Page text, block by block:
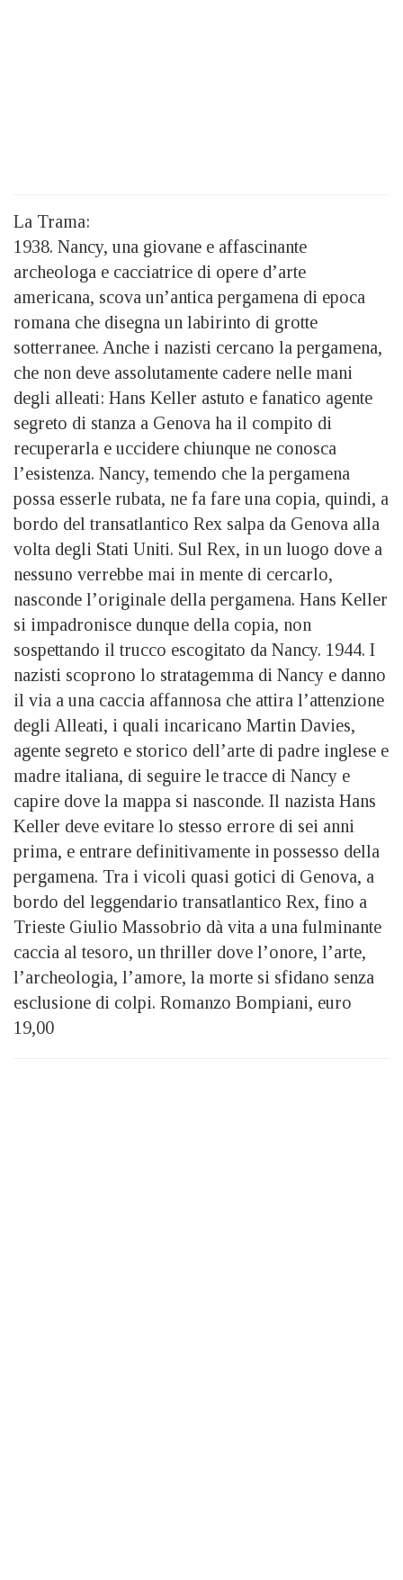
La Trama:
1938. Nancy, una giovane e affascinante
archeologa e cacciatrice di opere d’arte
americana, scova un’antica pergamena di epoca
romana che disegna un labirinto di grotte
sotterranee. Anche i nazisti cercano la pergamena,
che non deve assolutamente cadere nelle mani
degli alleati: Hans Keller astuto e fanatico agente
segreto di stanza a Genova ha il compito di
recuperarla e uccidere chiunque ne conosca
l’esistenza. Nancy, temendo che la pergamena
possa esserle rubata, ne fa fare una copia, quindi, a
bordo del transatlantico Rex salpa da Genova alla
volta degli Stati Uniti. Sul Rex, in un luogo dove a
nessuno verrebbe mai in mente di cercarlo,
nasconde l’originale della pergamena. Hans Keller
si impadronisce dunque della copia, non
sospettando il trucco escogitato da Nancy. 1944. I
nazisti scoprono lo stratagemma di Nancy e danno
il via a una caccia affannosa che attira l’attenzione
degli Alleati, i quali incaricano Martin Davies,
agente segreto e storico dell’arte di padre inglese e
madre italiana, di seguire le tracce di Nancy e
capire dove la mappa si nasconde. Il nazista Hans
Keller deve evitare lo stesso errore di sei anni
prima, e entrare definitivamente in possesso della
pergamena. Tra i vicoli quasi gotici di Genova, a
bordo del leggendario transatlantico Rex, fino a
Trieste Giulio Massobrio dà vita a una fulminante
caccia al tesoro, un thriller dove l’onore, l’arte,
l’archeologia, l’amore, la morte si sfidano senza
esclusione di colpi. Romanzo Bompiani, euro
19,00